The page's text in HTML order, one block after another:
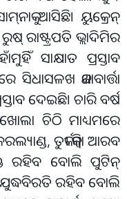
ଆସିଛି। ୟୁକ୍ରେନ୍‌
ରାଷ୍ଟ୍ରପତି ଭ୍ଲାଦିମିର
ସାକ୍ଷାତ ପ୍ରସ୍ତାବ
କଥାବାର୍ତ୍ତା
ଦେଇଛି। ଚାରି ବର୍ଷ
ଚିଠି ମାଧ୍ୟମରେ
ତୁର୍କୀ କିମ୍ବା ଆରବ
ରହିବ ବୋଲି ପୁଟିନ୍‌
ଯୁଦ୍ଧବିରତି ରହିବ ବୋଲି